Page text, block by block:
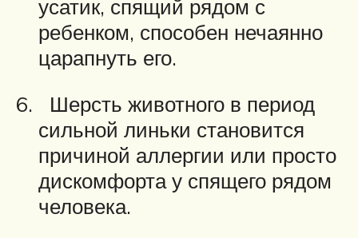
усатик, спящий рядом с
ребенком, способен нечаянно
царапнуть его.
Шерсть животного в период
сильной линьки становится
причиной аллергии или просто
дискомфорта у спящего рядом
человека.